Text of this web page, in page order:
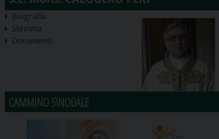
Biografia
Stemma
Documenti
CAMMINO SINODALE